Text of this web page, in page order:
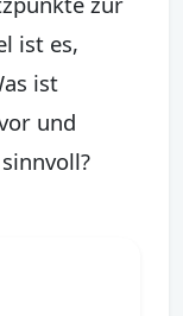
ist es,
ist
und